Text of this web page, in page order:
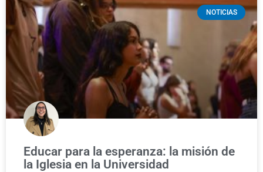
NOTICIAS
Educar para la esperanza: la misión de
la Iglesia en la Universidad